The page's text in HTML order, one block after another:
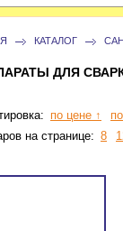
КАТАЛОГ
ДЛЯ
по цене ↑
на странице: 8